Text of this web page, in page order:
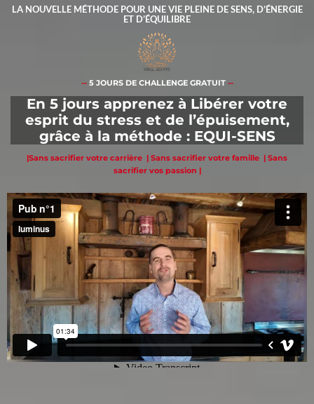
LA NOUVELLE MÉTHODE POUR UNE VIE PLEINE DE SENS, D’ÉNERGIE
ET D’ÉQUILIBRE
-- 5 JOURS DE CHALLENGE GRATUIT --
En 5 jours apprenez à Libérer votre
esprit du stress et de l’épuisement,
grâce à la méthode : EQUI-SENS
|Sans sacrifier votre carrière | Sans sacrifier votre famille | Sans
sacrifier vos passion |